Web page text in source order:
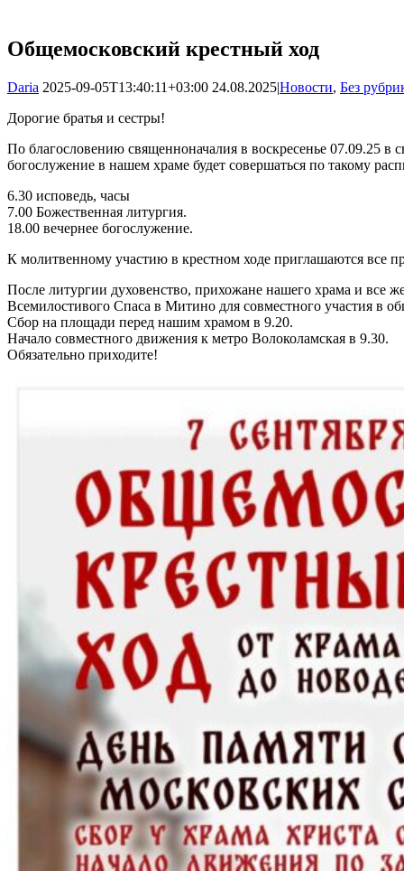
Общемосковский крестный ход
Daria 2025-09-05T13:40:11+03:00 24.08.2025|Новости, Без
Дорогие братья и сестры!
По благословению священноначалия в воскресенье 07.09.25 в
богослужение в нашем храме будет совершаться по такому
6.30 исповедь, часы
7.00 Божественная литургия.
18.00 вечернее богослужение.
К молитвенному участию в крестном ходе приглашаются все
После литургии духовенство, прихожане нашего храма и все
Всемилостивого Спаса в Митино для совместного участия в
Сбор на площади перед нашим храмом в 9.20.
Начало совместного движения к метро Волоколамская в 9.30.
Обязательно приходите!